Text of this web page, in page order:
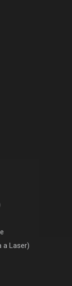
a Laser)